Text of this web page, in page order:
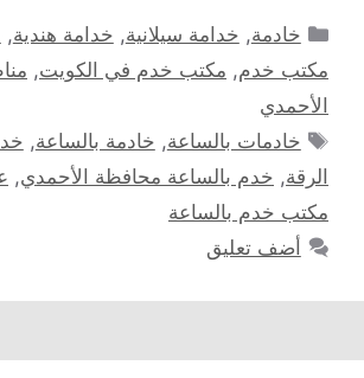
التصنيفات
خادمة, خدامة سيلانية, خدامة هندية,
مكتب خدم, مكتب خدم في الكويت,
الأحمدي
الوسوم
خادمات بالساعة, خادمة بالساعة,
الرقة, خدم بالساعة محافظة الأحمدي,
مكتب خدم بالساعة
أضف تعليق